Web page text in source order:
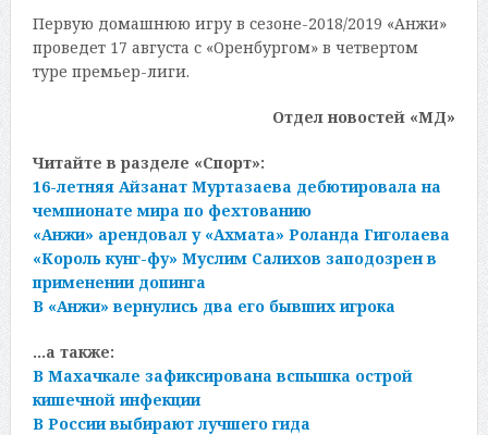
Первую домашнюю игру в сезоне-2018/2019 «Анжи»
проведет 17 августа с «Оренбургом» в четвертом
туре премьер-лиги.
Отдел новостей «МД»
Читайте в разделе «Спорт»:
16-летняя Айзанат Муртазаева дебютировала на
чемпионате мира по фехтованию
«Анжи» арендовал у «Ахмата» Роланда Гиголаева
«Король кунг-фу» Муслим Салихов заподозрен в
применении допинга
В «Анжи» вернулись два его бывших игрока
…а также:
В Махачкале зафиксирована вспышка острой
кишечной инфекции
В России выбирают лучшего гида